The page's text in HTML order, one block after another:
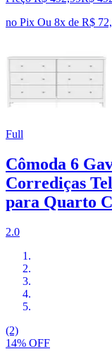
no Pix Ou 8x de R$
Full
Cômoda 6
Corrediças
para Quarto
2.0
(2)
14% OFF